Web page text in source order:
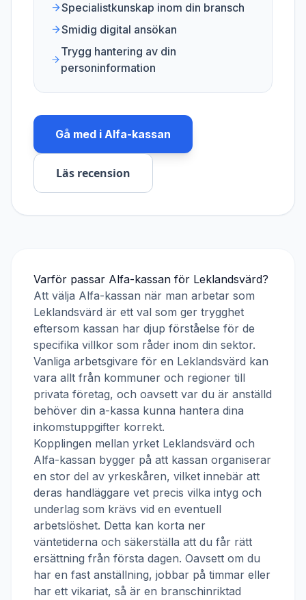
Specialistkunskap inom din bransch
Smidig digital ansökan
Trygg hantering av din
personinformation
Gå med i Alfa-kassan
Läs recension
Varför passar Alfa-kassan för Leklandsvärd?
Att välja Alfa-kassan när man arbetar som
Leklandsvärd är ett val som ger trygghet
eftersom kassan har djup förståelse för de
specifika villkor som råder inom din sektor.
Vanliga arbetsgivare för en Leklandsvärd kan
vara allt från kommuner och regioner till
privata företag, och oavsett var du är anställd
behöver din a-kassa kunna hantera dina
inkomstuppgifter korrekt.
Kopplingen mellan yrket Leklandsvärd och
Alfa-kassan bygger på att kassan organiserar
en stor del av yrkeskåren, vilket innebär att
deras handläggare vet precis vilka intyg och
underlag som krävs vid en eventuell
arbetslöshet. Detta kan korta ner
väntetiderna och säkerställa att du får rätt
ersättning från första dagen. Oavsett om du
har en fast anställning, jobbar på timmar eller
har ett vikariat, så är en branschinriktad